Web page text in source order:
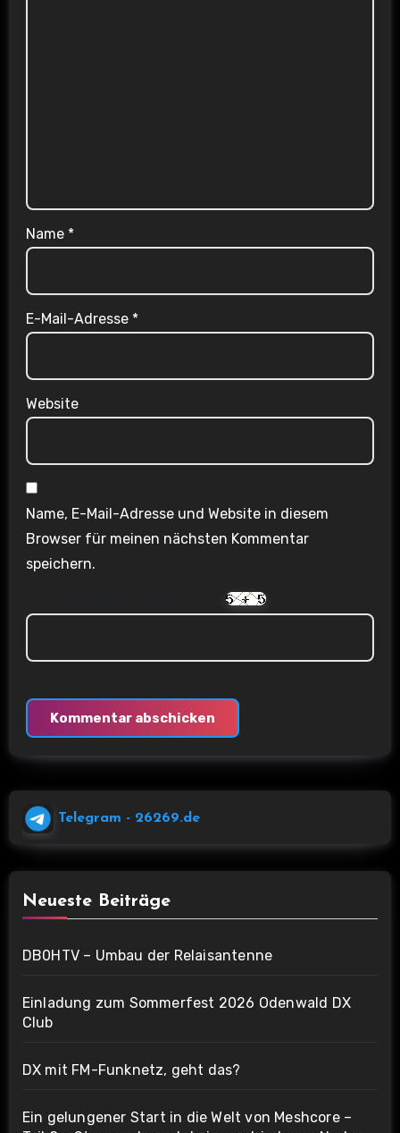
Name *
E-Mail-Adresse *
Website
Name, E-Mail-Adresse und Website in diesem
Browser für meinen nächsten Kommentar
speichern.
Are you human? Please solve:
Telegram - 26269.de
Neueste Beiträge
DB0HTV – Umbau der Relaisantenne
Einladung zum Sommerfest 2026 Odenwald DX
Club
DX mit FM-Funknetz, geht das?
Ein gelungener Start in die Welt von Meshcore –